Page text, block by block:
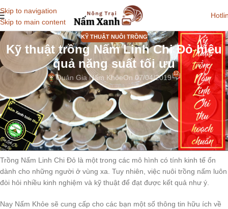
Skip to navigation
Skip to main content
KỸ THUẬT NUÔI TRỒNG
Kỹ thuật trồng Nấm Linh Chi Đỏ hiệu
quả năng suất tối ưu
Quản Gia Nấm KhỏeOn 07/04/2019 12
Kỹ thuật trồng Nấm Linh Chi Đỏ có thật sự quan trọng và cần
thiết cho người mới khi mới bắt đầu thử sức với ngành nấm?
Hãy cùng khám phá những bí quyết và kỹ thuật cần thiết trong
nuôi trồng Nấm Linh Chi để giúp bạn mang lại hiệu quả kinh tế
tốt…
Trồng Nấm Linh Chi Đỏ là một trong các mô hình có tính kinh tế ổn
dành cho những người ở vùng xa. Tuy nhiên, việc nuôi trồng nấm luôn
đòi hỏi nhiều kinh nghiệm và kỹ thuật để đạt được kết quả như ý.
Nay Nấm Khỏe sẽ cung cấp cho các bạn một số thông tin hữu ích về